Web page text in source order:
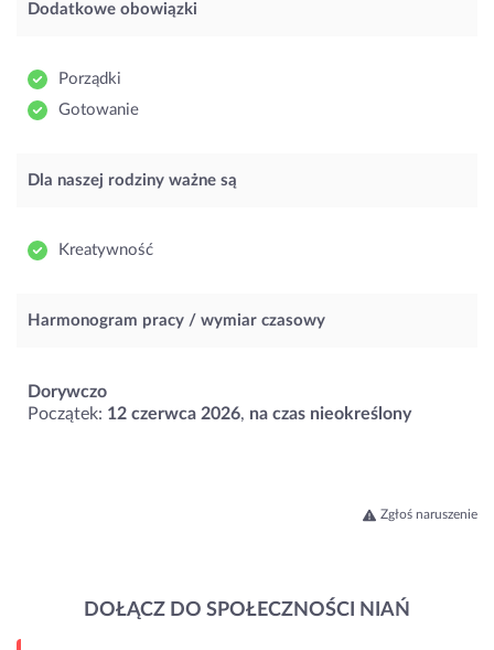
Dodatkowe obowiązki
Porządki
Gotowanie
Dla naszej rodziny ważne są
Kreatywność
Harmonogram pracy / wymiar czasowy
Dorywczo
Początek: 12 czerwca 2026, na czas nieokreślony
Zgłoś naruszenie
DOŁĄCZ DO SPOŁECZNOŚCI NIAŃ